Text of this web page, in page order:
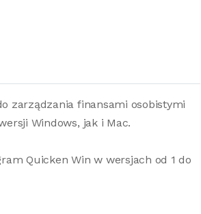
zarządzania finansami osobistymi
Windows, jak i Mac.
Quicken Win w wersjach od 1 do